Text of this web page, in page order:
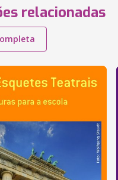
relacionadas